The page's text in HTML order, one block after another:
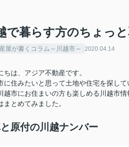
で暮らす方のちょっ
屋が書くコラム～川越市～ 2020.04.14
ちは、アジア不動産です。
に住みたいと思って土地や住宅を探して
越市にお住まいの方も楽しめる川越市情
まとめてみました。
原付の川越ナンバー